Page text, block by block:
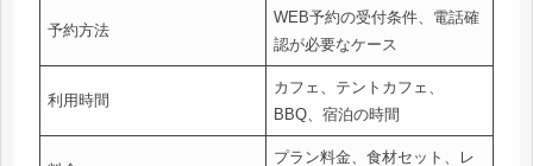
予約方法
WEB予約の受付条件、電話確
認が必要なケース
利用時間
カフェ、テントカフェ、
BBQ、宿泊の時間
プラン料金、食材セット、レ